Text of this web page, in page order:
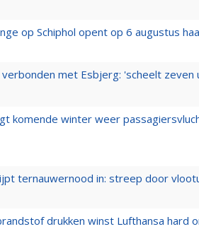
op Schiphol opent op 6 augustus
verbonden met Esbjerg: 'scheelt zeven
komende winter weer
ternauwernood in: streep door
drukken winst Lufthansa hard